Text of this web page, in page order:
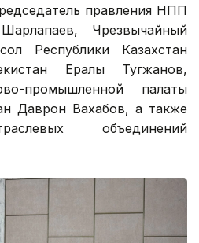
правления НПП
Чрезвычайный
Республики Казахстан
Ералы Тугжанов,
промышленной палаты
Даврон Вахабов, а также
объединений